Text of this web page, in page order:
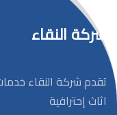
شركة النقاء
تقدم شركة النقاء
اثاث إحترافية